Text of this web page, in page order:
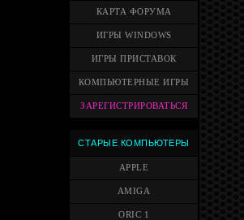
КАРТА ФОРУМА
ИГРЫ WINDOWS
ИГРЫ ПРИСТАВОК
КОМПЬЮТЕРНЫЕ ИГРЫ
ЗАРЕГИСТРИРОВАТЬСЯ
СТАРЫЕ КОМПЬЮТЕРЫ
APPLE
AMIGA
ORIC 1